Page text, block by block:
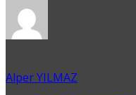
Alper YILMAZ